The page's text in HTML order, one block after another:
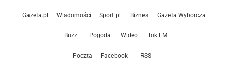
Gazeta.pl Wiadomości Sport.pl Biznes Gazeta Wyborcza
Buzz Pogoda Wideo Tok.FM
Poczta Facebook RSS